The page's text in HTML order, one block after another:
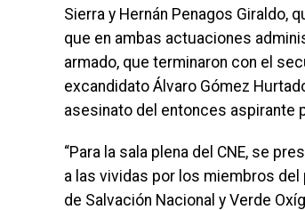
Sierra y Hernán Penagos
que en ambas actuaciones
armado, que terminaron con el
excandidato Álvaro Gómez
asesinato del entonces aspirante
“Para la sala plena del CNE, se
a las vividas por los miembros
de Salvación Nacional y Verde